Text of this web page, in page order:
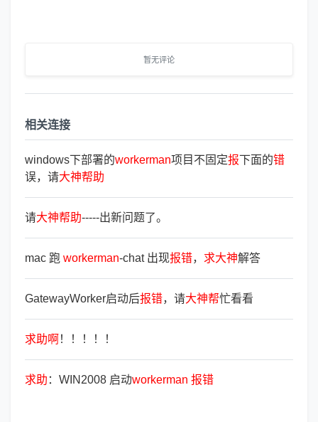
暂无评论
相关连接
windows下部署的workerman项目不固定报下面的错
误，请大神帮助
请大神帮助-----出新问题了。
mac 跑 workerman-chat 出现报错， 求大神解答
GatewayWorker启动后报错，请大神帮忙看看
求助啊 ！！！！！
求助 ：WIN2008 启动workerman 报错